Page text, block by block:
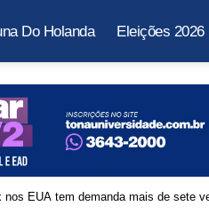
Do Holanda Eleições 2026